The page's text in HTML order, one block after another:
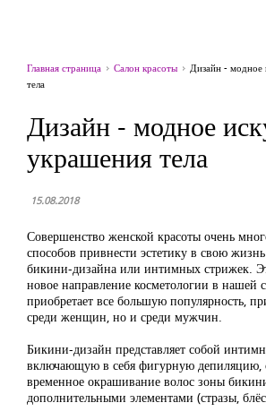
Главная страница Салон красоты
Дизайн - модное
тела
Дизайн - модное
украшения тела
15.08.2018
Совершенство женской красоты очень
способов привнести эстетику в свою жизнь
бикини-дизайна или интимных стрижек.
новое направление косметологии в нашей
приобретает все большую популярность,
среди женщин, но и среди мужчин.
Бикини-дизайн представляет собой
включающую в себя фигурную депиляцию,
временное окрашивание волос зоны
дополнительными элементами (стразы,